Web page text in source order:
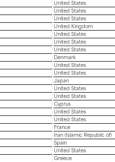
United States
United States
United States
United Kingdom
United States
United States
United States
Denmark
United States
United States
Japan
United States
United States
Cyprus
United States
United States
France
Iran (Islamic Republic of)
Spain
United States
Greece